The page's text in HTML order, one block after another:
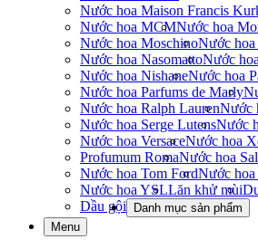
Nước hoa Maison Francis
Nước hoa MCMNước hoa
Nước hoa MoschinoNước
Nước hoa NasomattoNước
Nước hoa NishaneNước hoa
Nước hoa Parfums de Marly
Nước hoa Ralph LaurenNước
Nước hoa Serge LutensNước
Nước hoa VersaceNước hoa
Profumum RomaNước hoa
Nước hoa Tom FordNước hoa
Nước hoa YSLLăn khử mùi
Dầu gội
Danh mục sản phẩm
Menu